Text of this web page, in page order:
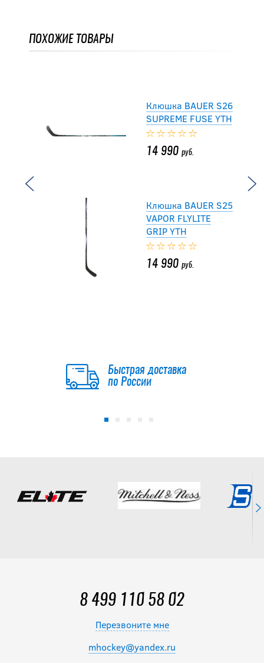
ПОХОЖИЕ ТОВАРЫ
14 990
Клюшка BAUER S26
SUPREME FUSE YTH
14 990 руб.
Клюшка BAUER S25
VAPOR FLYLITE
GRIP YTH
14 990 руб.
Быстрая доставка
по России
8 499 110 58 02
Перезвоните мне
mhockey@yandex.ru